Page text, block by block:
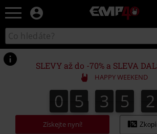
EMP
Hudba,
filmy
&
seriály,
Merch
pro
hráče,
Alternativní
móda
Katalog
vyhledávání
SLEVY až do -70% a SLEVA
HAPPY WEEKEND
0
0 5
5 3
3 5
5 2
2
2
2
Získejte nyní!